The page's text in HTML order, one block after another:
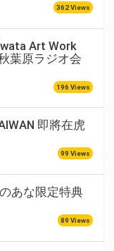
362 Views
Art Work
葉原ラジオ会
196 Views
即將在虎
99 Views
あな限定特典
89 Views